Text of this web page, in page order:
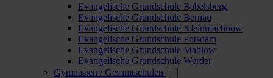
Evangelische Grundschule Babelsberg
Evangelische Grundschule Bernau
Evangelische Grundschule Kleinmachnow
Evangelische Grundschule Potsdam
Evangelische Grundschule Mahlow
Evangelische Grundschule Werder
Gymnasien / Gesamtschulen